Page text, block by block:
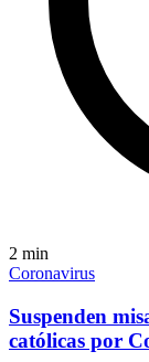
2 min
Coronavirus
Suspenden
católicas por